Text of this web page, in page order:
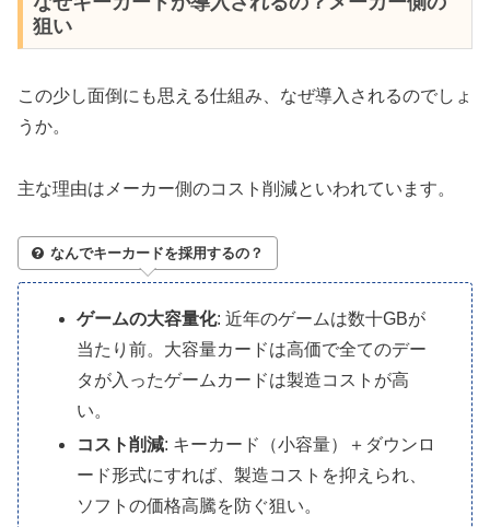
狙い
この少し面倒にも思える仕組み、なぜ導入されるのでしょ
うか。
主な理由はメーカー側のコスト削減といわれています。
なんでキーカードを採用するの？
ゲームの大容量化: 近年のゲームは数十GBが
当たり前。大容量カードは高価で全てのデー
タが入ったゲームカードは製造コストが高
い。
コスト削減: キーカード（小容量）＋ダウンロ
ード形式にすれば、製造コストを抑えられ、
ソフトの価格高騰を防ぐ狙い。